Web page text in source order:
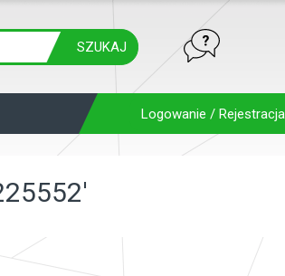
SZUKAJ
Logowanie / Rejestracja